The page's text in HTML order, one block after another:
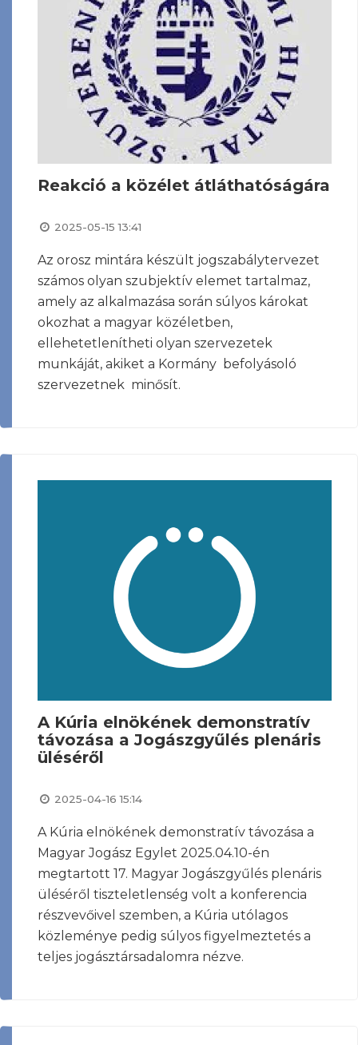
Reakció a közélet átláthatóságára
2025-05-15 13:41
Az orosz mintára készült jogszabálytervezet
számos olyan szubjektív elemet tartalmaz,
amely az alkalmazása során súlyos károkat
okozhat a magyar közéletben,
ellehetetlenítheti olyan szervezetek
munkáját, akiket a Kormány befolyásoló
szervezetnek minősít.
A Kúria elnökének demonstratív
távozása a Jogászgyűlés plenáris
üléséről
2025-04-16 15:14
A Kúria elnökének demonstratív távozása a
Magyar Jogász Egylet 2025.04.10-én
megtartott 17. Magyar Jogászgyűlés plenáris
üléséről tiszteletlenség volt a konferencia
részvevőivel szemben, a Kúria utólagos
közleménye pedig súlyos figyelmeztetés a
teljes jogásztársadalomra nézve.